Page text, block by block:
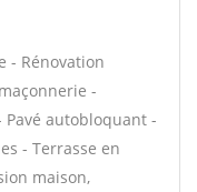
- Rénovation
-
Pavé autobloquant -
- Terrasse en
maison,